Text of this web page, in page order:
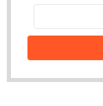
Endereço
email